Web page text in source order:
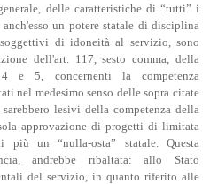
delle caratteristiche di “tutti” i
un potere statale di disciplina
di idoneità al servizio, sono
dell'art. 117, sesto comma, della
e 5, concernenti la competenza
nel medesimo senso delle sopra citate
lesivi della competenza della
approvazione di progetti di limitata
più un “nulla-osta” statale. Questa
andrebbe ribaltata: allo Stato
del servizio, in quanto riferito alle